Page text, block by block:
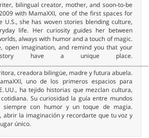
bilingual creator, mother, and soon-to-be
with MamaXXI, one of the first spaces for
U.S., she has woven stories blending culture,
life. Her curiosity guides her between
always with humor and a touch of magic.
open imagination, and remind you that your
have a unique place.
creadora bilingüe, madre y futura abuela.
uno de los primeros espacios para
UU., ha tejido historias que mezclan cultura,
Su curiosidad la guía entre mundos
siempre con humor y un toque de magia.
abrir la imaginación y recordarte que tu voz y
único.